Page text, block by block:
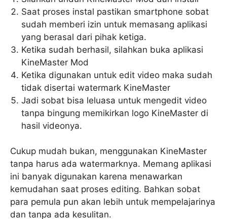
Saat proses instal pastikan smartphone sobat
sudah memberi izin untuk memasang aplikasi
yang berasal dari pihak ketiga.
Ketika sudah berhasil, silahkan buka aplikasi
KineMaster Mod
Ketika digunakan untuk edit video maka sudah
tidak disertai watermark KineMaster
Jadi sobat bisa leluasa untuk mengedit video
tanpa bingung memikirkan logo KineMaster di
hasil videonya.
Cukup mudah bukan, menggunakan KineMaster
tanpa harus ada watermarknya. Memang aplikasi
ini banyak digunakan karena menawarkan
kemudahan saat proses editing. Bahkan sobat
para pemula pun akan lebih untuk mempelajarinya
dan tanpa ada kesulitan.